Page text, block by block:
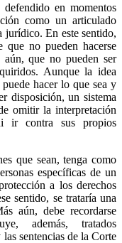
en momentos
como un articulado
jurídico. En este sentido,
que no pueden hacerse
que no pueden ser
Aunque la idea
hacer lo que sea y
disposición, un sistema
omitir la interpretación
ir contra sus propios
sean, tenga como
específicas de un
a los derechos
sentido, se trataría una
aún, debe recordarse
además, tratados
sentencias de la Corte